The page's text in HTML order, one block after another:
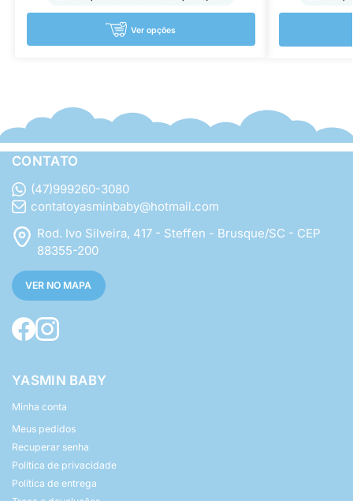
Ver opções
CONTATO
(47)999260-3080
contatoyasminbaby@hotmail.com
Rod. Ivo Silveira, 417 - Steffen - Brusque/SC - CEP
88355-200
VER NO MAPA
YASMIN BABY
Minha conta
Meus pedidos
Recuperar senha
Política de privacidade
Política de entrega